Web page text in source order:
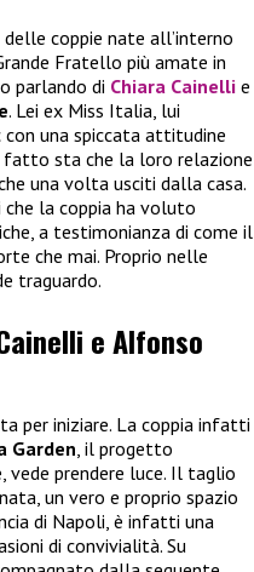
delle coppie nate all’interno
Fratello più amate in
parlando di Chiara Cainelli e
. Lei ex Miss Italia, lui
una spiccata attitudine
fatto sta che la loro relazione
una volta usciti dalla casa.
la coppia ha voluto
a testimonianza di come il
che mai. Proprio nelle
traguardo.
e Alfonso
per iniziare. La coppia infatti
Garden, il progetto
vede prendere luce. Il taglio
un vero e proprio spazio
di Napoli, è infatti una
di convivialità. Su